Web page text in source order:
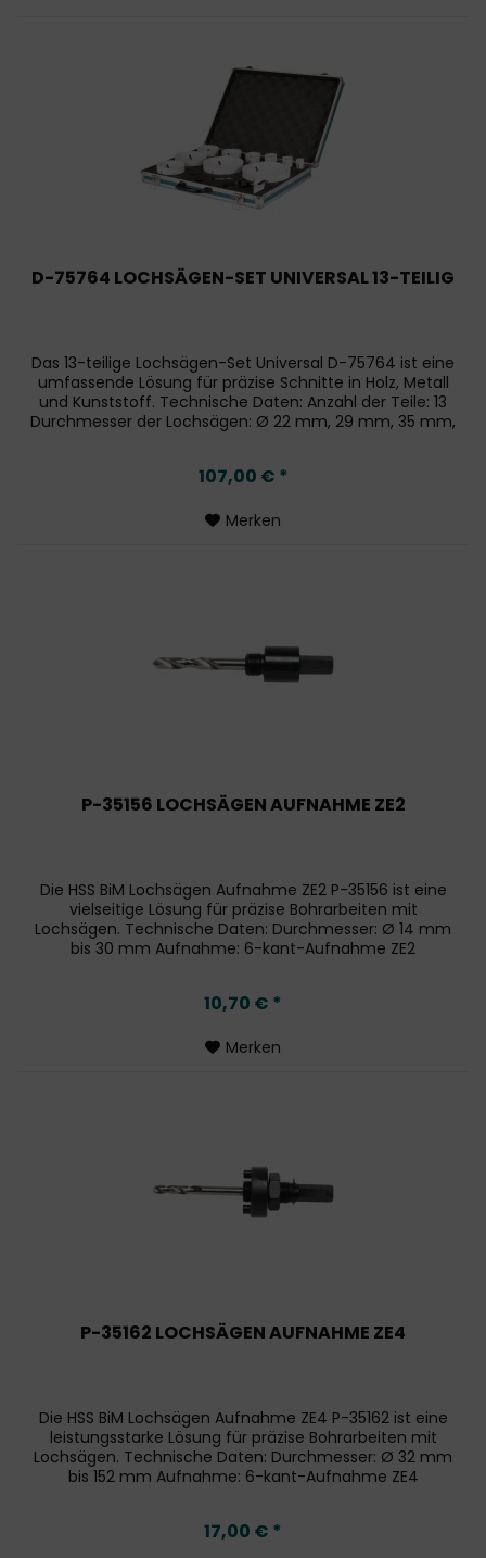
D-75764 LOCHSÄGEN-SET UNIVERSAL 13-TEILIG
Das 13-teilige Lochsägen-Set Universal D-75764 ist eine
umfassende Lösung für präzise Schnitte in Holz, Metall
und Kunststoff. Technische Daten: Anzahl der Teile: 13
Durchmesser der Lochsägen: Ø 22 mm, 29 mm, 35 mm,
107,00 € *
Merken
P-35156 LOCHSÄGEN AUFNAHME ZE2
Die HSS BiM Lochsägen Aufnahme ZE2 P-35156 ist eine
vielseitige Lösung für präzise Bohrarbeiten mit
Lochsägen. Technische Daten: Durchmesser: Ø 14 mm
bis 30 mm Aufnahme: 6-kant-Aufnahme ZE2
10,70 € *
Merken
P-35162 LOCHSÄGEN AUFNAHME ZE4
Die HSS BiM Lochsägen Aufnahme ZE4 P-35162 ist eine
leistungsstarke Lösung für präzise Bohrarbeiten mit
Lochsägen. Technische Daten: Durchmesser: Ø 32 mm
bis 152 mm Aufnahme: 6-kant-Aufnahme ZE4
17,00 € *